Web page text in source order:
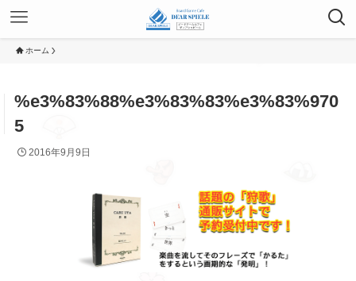
ホーム
%e3%83%88%e3%83%83%e3%83%970
5
2016年9月9日